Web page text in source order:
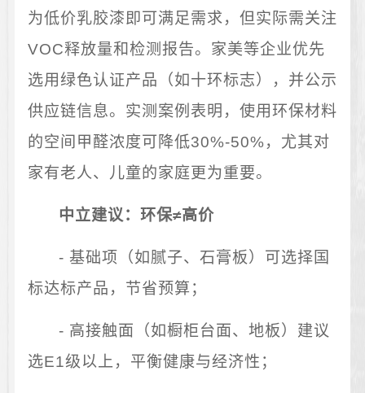
为低价乳胶漆即可满足需求，但实际需关注
VOC释放量和检测报告。家美等企业优先
选用绿色认证产品（如十环标志），并公示
供应链信息。实测案例表明，使用环保材料
的空间甲醛浓度可降低30%-50%，尤其对
家有老人、儿童的家庭更为重要。
中立建议：环保≠高价
- 基础项（如腻子、石膏板）可选择国
标达标产品，节省预算；
- 高接触面（如橱柜台面、地板）建议
选E1级以上，平衡健康与经济性；